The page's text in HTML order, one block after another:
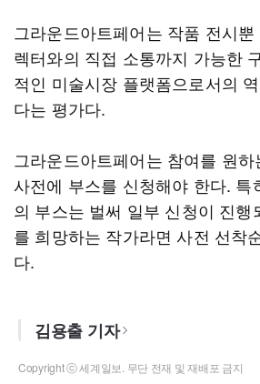
그라운드아트페어는 작품 전시
렉터와의 직접 소통까지 가능한
적인 미술시장 플랫폼으로서의
다는 평가다.
그라운드아트페어는 참여를 원
사전에 부스를 신청해야 한다. 특
의 부스는 벌써 일부 신청이 진행
를 희망하는 작가라면 사전 선착
다.
김용출 기자
Copyright ⓒ 세계일보. 무단 전재 및 재배포 금지